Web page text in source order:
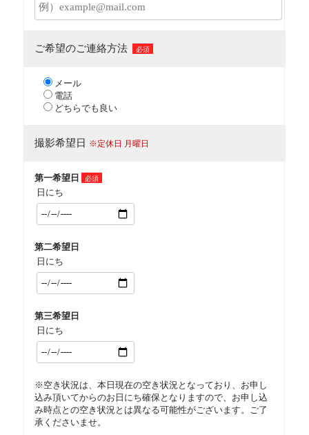
ご希望のご連絡方法 必須
メール
電話
どちらでも良い
撮影希望日 ※定休日 月曜日
第一希望日 必須
日にち
第二希望日
日にち
第三希望日
日にち
※空き状況は、本日現在の空き状況となっており、お申し
込み頂いてからのお日にち確保となりますので、お申し込
み時点との空き状況とは異なる可能性がございます。ご了
承くださいませ。